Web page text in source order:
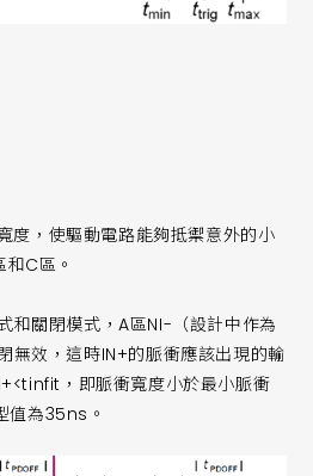
度，使驅動電路能夠抵禦意外的小
C區。
和關閉模式，A區NI-（設計中作為
無效，這時IN+的脈衝應該出現的輸
，即脈衝寬度小於最小脈衝
值為35ns。